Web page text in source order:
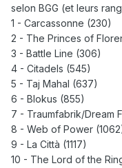
selon BGG (et leurs
1 - Carcassonne (230)
2 - The Princes of
3 - Battle Line (306)
4 - Citadels (545)
5 - Taj Mahal (637)
6 - Blokus (855)
7 - Traumfabrik/Dream
8 - Web of Power
9 - La Città (1117)
10 - The Lord of the